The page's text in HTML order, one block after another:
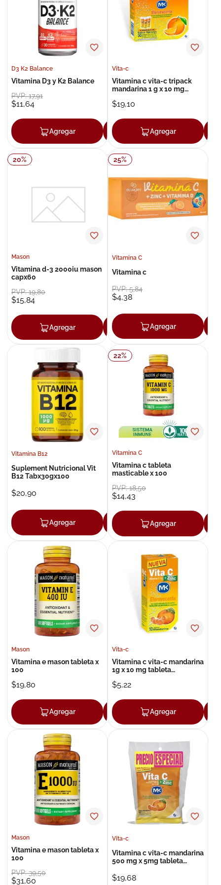
D3 K2 Balance
Vitamina D3 y K2 Balance
PVP:17,91
$11,64
Agregar Agregar
Vita-c
Vitamina c vita-c tripack
mandarina 1 g x 10 mg
$19,10
Agregar
20%
Mason
Vitamina d-3 2000iu mason
capx60
PVP:19,80
$15,84
Agregar Agregar
25%
Vitamina C
Vitamina c
PVP:5,84
$4,38
Agregar
Vitamina B12
Suplement Nutricional Vit
B12 Tabx30gx100
$20,90
Agregar Agregar
22%
Vitamina C
Vitamina c tableta
masticable x 100
PVP:18,50
$14,43
Agregar
Mason
Vitamina e mason tableta x
100
$19,80
Agregar Agregar
Vita-c
Vitamina c vita-c mandarina
1g x 10 mg tableta
$5,22
Agregar
Mason
Vitamina e mason tableta x
100
PVP:39,50
$31,60
Vita-c
Vitamina c vita-c mandarina
500 mg x 5mg tableta
$19,68
roche posay
megacistin
pañales